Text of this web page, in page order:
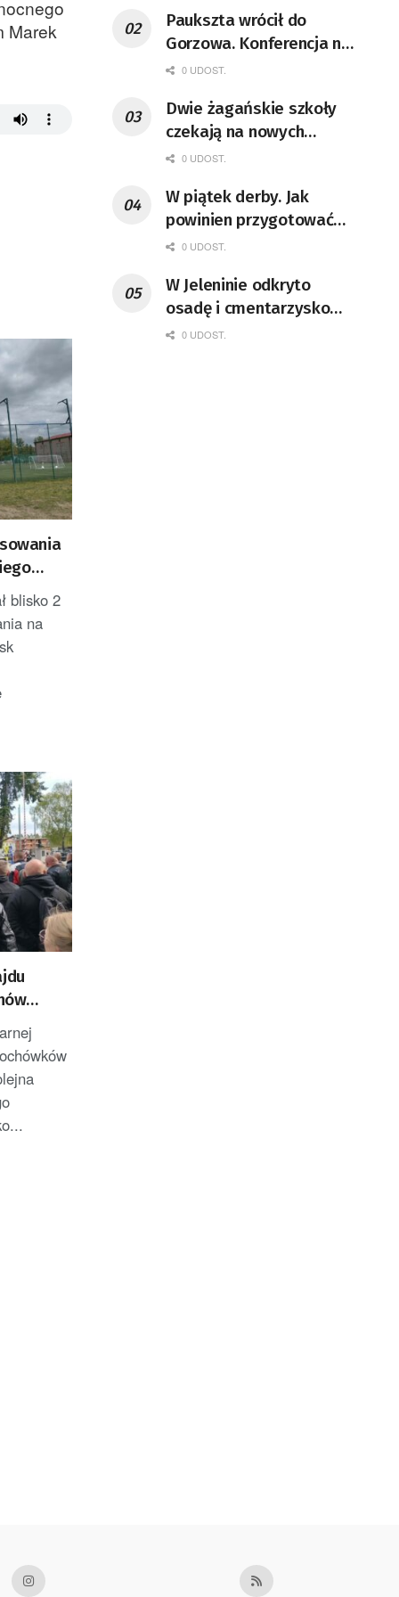
Marek
blisko 2
na
Paukszta wrócił do
Gorzowa. Konferencja na
110. urodziny
0 UDOST.
Dwie żagańskie szkoły
czekają na nowych
dyrektorów
0 UDOST.
W piątek derby. Jak
powinien przygotować
się kibic.
0 UDOST.
W Jeleninie odkryto
osadę i cmentarzysko
sprzed 2,5 tysiąca lat
0 UDOST.